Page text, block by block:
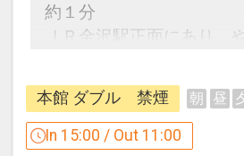
約１分
ＪＲ金沢駅正面にあり、
え致します。
ビジネスに観光にぜひご
本館 ダブル 禁煙 朝 昼
In 15:00 / Out 11:00